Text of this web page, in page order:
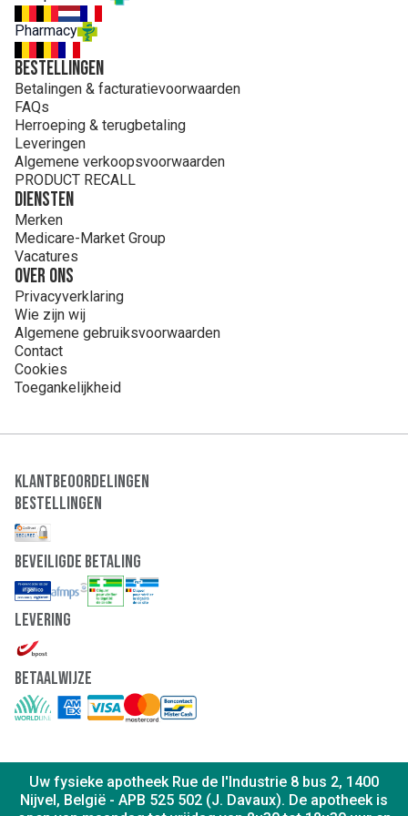
Pharmacy
Bestellingen
Betalingen & facturatievoorwaarden
FAQs
Herroeping & terugbetaling
Leveringen
Algemene verkoopsvoorwaarden
PRODUCT RECALL
Diensten
Merken
Medicare-Market Group
Vacatures
Over ons
Privacyverklaring
Wie zijn wij
Algemene gebruiksvoorwaarden
Contact
Cookies
Toegankelijkheid
Klantbeoordelingen
Bestellingen
Beveiligde Betaling
Levering
Betaalwijze
Uw fysieke apotheek Rue de l'Industrie 8 bus 2, 1400
Nijvel, België - APB 525 502 (J. Davaux). De apotheek is